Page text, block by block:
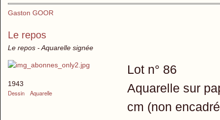
Gaston GOOR
Le repos
Le repos - Aquarelle signée
1943
Dessin
Aquarelle
Lot n° 86
Aquarelle sur
cm (non